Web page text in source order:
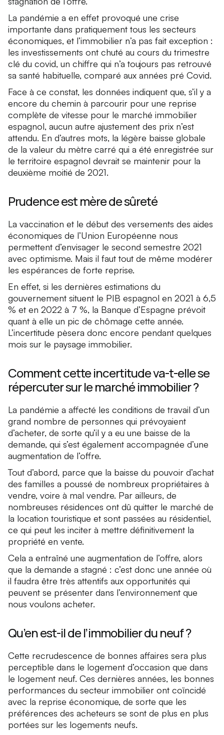
La pandémie a en effet provoqué une crise
importante dans pratiquement tous les secteurs
économiques, et l’immobilier n’a pas fait exception :
les investissements ont chuté au cours du trimestre
clé du covid, un chiffre qui n’a toujours pas retrouvé
sa santé habituelle, comparé aux années pré Covid.
Face à ce constat, les données indiquent que, s’il y a
encore du chemin à parcourir pour une reprise
complète de vitesse pour le marché immobilier
espagnol, aucun autre ajustement des prix n’est
attendu. En d’autres mots, la légère baisse globale
de la valeur du mètre carré qui a été enregistrée sur
le territoire espagnol devrait se maintenir pour la
deuxième moitié de 2021.
Prudence est mère de sûreté
La vaccination et le début des versements des aides
économiques de l’Union Européenne nous
permettent d’envisager le second semestre 2021
avec optimisme. Mais il faut tout de même modérer
les espérances de forte reprise.
En effet, si les dernières estimations du
gouvernement situent le PIB espagnol en 2021 à 6,5
% et en 2022 à 7 %, la Banque d’Espagne prévoit
quant à elle un pic de chômage cette année.
L’incertitude pèsera donc encore pendant quelques
mois sur le paysage immobilier.
Comment cette incertitude va-t-elle se
répercuter sur le marché immobilier ?
La pandémie a affecté les conditions de travail d’un
grand nombre de personnes qui prévoyaient
d’acheter, de sorte qu’il y a eu une baisse de la
demande, qui s’est également accompagnée d’une
augmentation de l’offre.
Tout d’abord, parce que la baisse du pouvoir d’achat
des familles a poussé de nombreux propriétaires à
vendre, voire à mal vendre. Par ailleurs, de
nombreuses résidences ont dû quitter le marché de
la location touristique et sont passées au résidentiel,
ce qui peut les inciter à mettre définitivement la
propriété en vente.
Cela a entraîné une augmentation de l’offre, alors
que la demande a stagné : c’est donc une année où
il faudra être très attentifs aux opportunités qui
peuvent se présenter dans l’environnement que
nous voulons acheter.
Qu’en est-il de l’immobilier du neuf ?
Cette recrudescence de bonnes affaires sera plus
perceptible dans le logement d’occasion que dans
le logement neuf. Ces dernières années, les bonnes
performances du secteur immobilier ont coïncidé
avec la reprise économique, de sorte que les
préférences des acheteurs se sont de plus en plus
portées sur les logements neufs.